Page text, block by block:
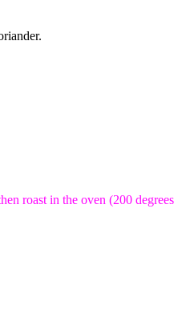
roast in the oven (200 degrees